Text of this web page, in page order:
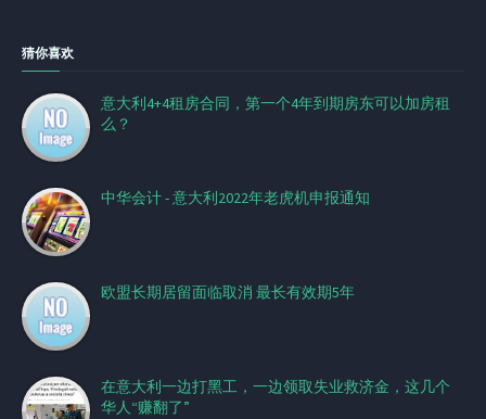
猜你喜欢
意大利4+4租房合同，第一个4年到期房东可以加房租
么？
中华会计 - 意大利2022年老虎机申报通知
欧盟长期居留面临取消 最长有效期5年
在意大利一边打黑工，一边领取失业救济金，这几个
华人“赚翻了”